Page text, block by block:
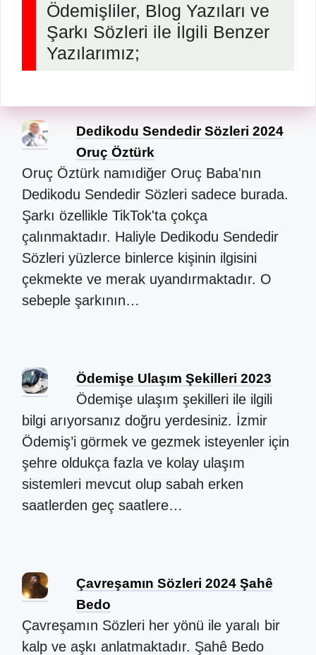
Ödemişliler, Blog Yazıları ve
Şarkı Sözleri ile İlgili Benzer
Yazılarımız;
Dedikodu Sendedir Sözleri 2024
Oruç Öztürk
Oruç Öztürk namıdiğer Oruç Baba'nın
Dedikodu Sendedir Sözleri sadece burada.
Şarkı özellikle TikTok'ta çokça
çalınmaktadır. Haliyle Dedikodu Sendedir
Sözleri yüzlerce binlerce kişinin ilgisini
çekmekte ve merak uyandırmaktadır. O
sebeple şarkının…
Ödemişe Ulaşım Şekilleri 2023
Ödemişe ulaşım şekilleri ile ilgili
bilgi arıyorsanız doğru yerdesiniz. İzmir
Ödemiş’i görmek ve gezmek isteyenler için
şehre oldukça fazla ve kolay ulaşım
sistemleri mevcut olup sabah erken
saatlerden geç saatlere…
Çavreşamın Sözleri 2024 Şahê
Bedo
Çavreşamın Sözleri her yönü ile yaralı bir
kalp ve aşkı anlatmaktadır. Şahê Bedo